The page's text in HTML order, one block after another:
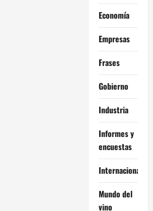
Economía
Empresas
Frases
Gobierno
Industria
Informes y
encuestas
Internacional
Mundo del
vino